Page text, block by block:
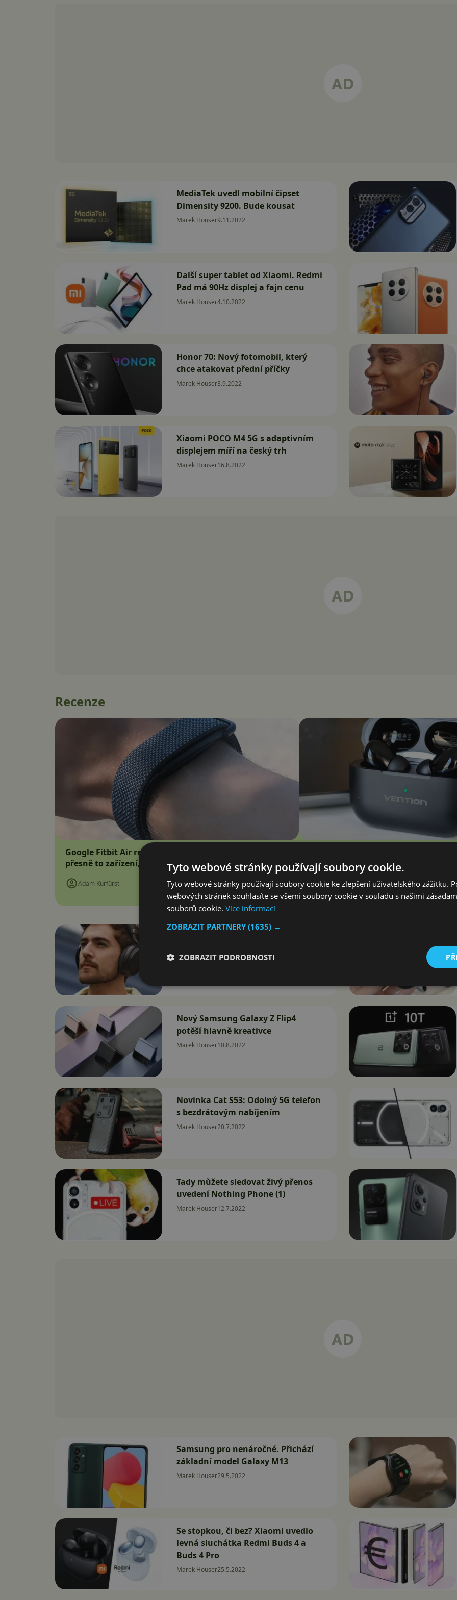
MediaTek uvedl mobilní čipset
Dimensity 9200. Bude kousat
Marek Houser9.11.2022
Další super tablet od Xiaomi. Redmi
Pad má 90Hz displej a fajn cenu
Marek Houser4.10.2022
Honor 70: Nový fotomobil, který
chce atakovat přední příčky
Marek Houser3.9.2022
Xiaomi POCO M4 5G s adaptivním
displejem míří na český trh
Marek Houser16.8.2022
Recenze
Google Fitbit Air recenze: Náramek bez displeje je
přesně to zařízení, které jsem potřeboval
Adam Kurfürst
stovky zlatý grál nebo podfuk?
Vašek Švec
Nový Samsung Galaxy Z Flip4
potěší hlavně kreativce
Marek Houser10.8.2022
Novinka Cat S53: Odolný 5G telefon
s bezdrátovým nabíjením
Marek Houser20.7.2022
Tady můžete sledovat živý přenos
uvedení Nothing Phone (1)
Marek Houser12.7.2022
Samsung pro nenáročné. Přichází
základní model Galaxy M13
Marek Houser29.5.2022
Se stopkou, či bez? Xiaomi uvedlo
levná sluchátka Redmi Buds 4 a
Buds 4 Pro
Marek Houser25.5.2022
Tyto webové stránky používají soubory cookie.
Tyto webové stránky používají soubory cookie ke zlepšení uživatelského zážitku.
webových stránek souhlasíte se všemi soubory cookie v souladu s našimi
souborů cookie. Více informací
ZOBRAZIT PARTNERY(1635) →
ZOBRAZIT PODROBNOSTI